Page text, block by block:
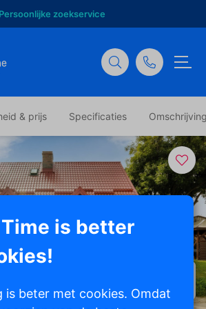
Persoonlijke zoekservice
& prijs Specificaties
is better
is beter met cookies. Omdat